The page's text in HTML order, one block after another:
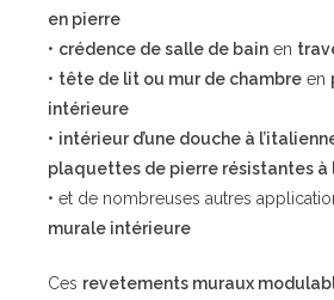
en pierre
• crédence de salle de bain en
• tête de lit ou mur de chambre en
intérieure
• intérieur d’une douche à
plaquettes de pierre résistantes à
• et de nombreuses autres
murale intérieure
Ces revetements muraux